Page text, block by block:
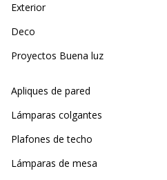
Exterior
Deco
Proyectos Buena luz
Apliques de pared
Lámparas colgantes
Plafones de techo
Lámparas de mesa